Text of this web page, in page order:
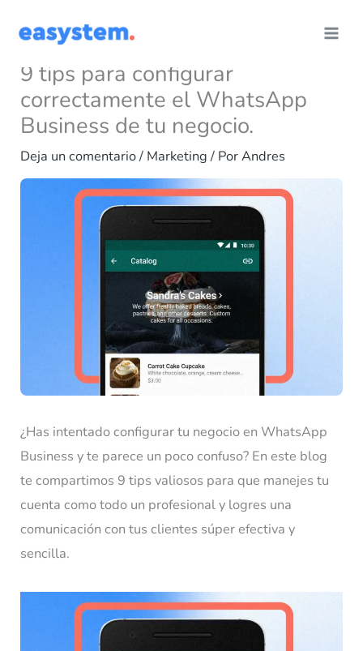
9 tips para configurar
correctamente el WhatsApp
Business de tu negocio.
Deja un comentario/ Marketing / PorAndres
¿Has intentado configurar tu negocio en WhatsApp
Business y te parece un poco confuso? En este blog
te compartimos 9 tips valiosos para que manejes tu
cuenta como todo un profesional y logres una
comunicación con tus clientes súper efectiva y
sencilla.